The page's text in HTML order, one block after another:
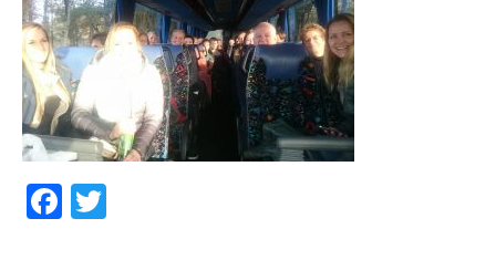
Facebook